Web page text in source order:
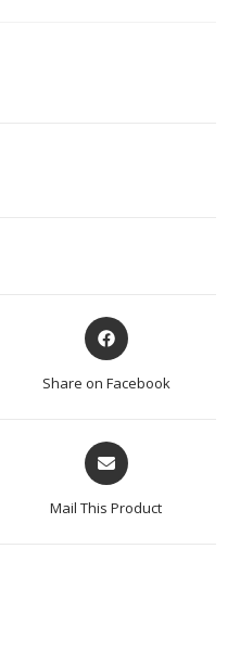
Share on Facebook
Mail This Product